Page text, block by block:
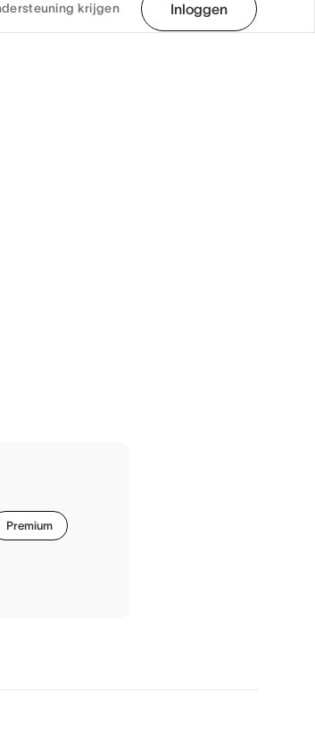
krijgen Inloggen
Premium